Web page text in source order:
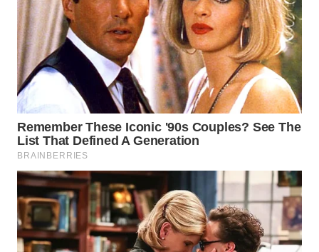
WAHANANEWS
NET
WAHANA
SPORT
WAHANA
UMKM
WAHANA
SELEB
WAHANA
PERSONA